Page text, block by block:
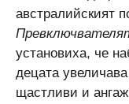
австралийският
установиха, че
децата
щастливи и